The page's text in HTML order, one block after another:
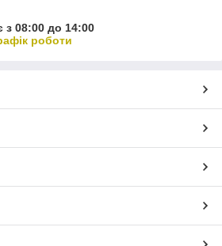
з 08:00 до 14:00
роботи